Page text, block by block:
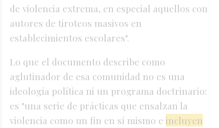
de violencia extrema, en especial aquellos con
autores de tiroteos masivos en
establecimientos escolares".
Lo que el documento describe como
aglutinador de esa comunidad no es una
ideología política ni un programa doctrinario:
es "una serie de prácticas que ensalzan la
violencia como un fin en sí mismo e incluyen